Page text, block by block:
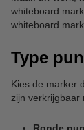
whiteboard
whiteboard
Type
Kies de marker
zijn verkrijgbaar